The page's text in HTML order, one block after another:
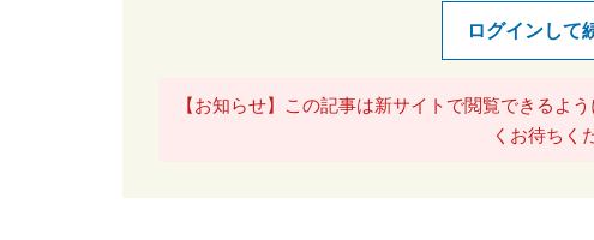
ログインして
【お知らせ】この記事は新サイトで閲覧できるよ
くお待ちく